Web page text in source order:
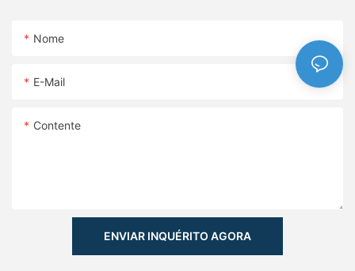
Nome
E-Mail
Contente
ENVIAR INQUÉRITO AGORA